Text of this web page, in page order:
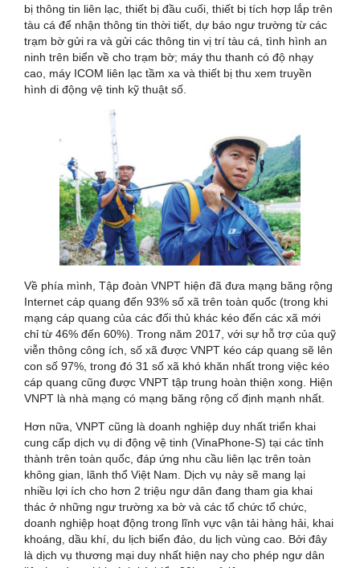
bị thông tin liên lạc, thiết bị đầu cuối, thiết bị tích hợp lắp trên
tàu cá để nhận thông tin thời tiết, dự báo ngư trường từ các
trạm bờ gửi ra và gửi các thông tin vị trí tàu cá, tình hình an
ninh trên biển về cho trạm bờ; máy thu thanh có độ nhạy
cao, máy ICOM liên lạc tầm xa và thiết bị thu xem truyền
hình di động vệ tinh kỹ thuật số.
Về phía mình, Tập đoàn VNPT hiện đã đưa mạng băng rộng
Internet cáp quang đến 93% số xã trên toàn quốc (trong khi
mạng cáp quang của các đối thủ khác kéo đến các xã mới
chỉ từ 46% đến 60%). Trong năm 2017, với sự hỗ trợ của quỹ
viễn thông công ích, số xã được VNPT kéo cáp quang sẽ lên
con số 97%, trong đó 31 số xã khó khăn nhất trong việc kéo
cáp quang cũng được VNPT tập trung hoàn thiện xong. Hiện
VNPT là nhà mạng có mạng băng rộng cố định mạnh nhất.
Hơn nữa, VNPT cũng là doanh nghiệp duy nhất triển khai
cung cấp dịch vụ di động vệ tinh (VinaPhone-S) tại các tỉnh
thành trên toàn quốc, đáp ứng nhu cầu liên lạc trên toàn
không gian, lãnh thổ Việt Nam. Dịch vụ này sẽ mang lại
nhiều lợi ích cho hơn 2 triệu ngư dân đang tham gia khai
thác ở những ngư trường xa bờ và các tổ chức tổ chức,
doanh nghiệp hoạt động trong lĩnh vực vận tải hàng hải, khai
khoáng, dầu khí, du lịch biển đảo, du lịch vùng cao. Bởi đây
là dịch vụ thương mại duy nhất hiện nay cho phép ngư dân